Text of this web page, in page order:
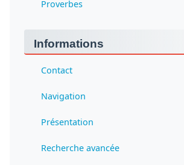
Proverbes
Informations
Contact
Navigation
Présentation
Recherche avancée